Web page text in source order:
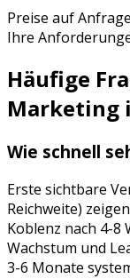
Preise auf
Ihre
Häufige
Marketing
Wie schnell
Erste sichtbare
Reichweite)
Koblenz nach 4-8
Wachstum und
3-6 Monate